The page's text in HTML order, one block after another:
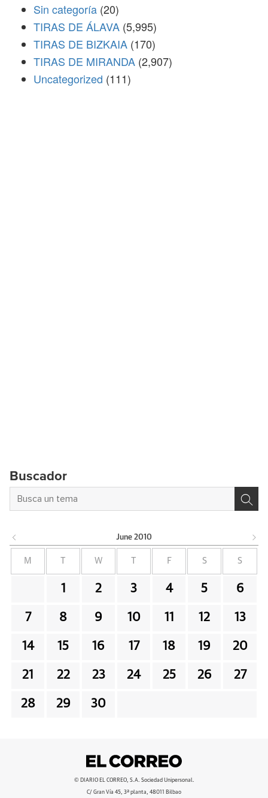
Sin categoría (20)
TIRAS DE ÁLAVA (5,995)
TIRAS DE BIZKAIA (170)
TIRAS DE MIRANDA (2,907)
Uncategorized (111)
Buscador
June 2010
M W F S S
1 2 3 4 5 6
7 8 9 10 11 12 13
14 15 16 17 18 19 20
21 22 23 24 25 26 27
28 29 30
© DIARIO EL CORREO, S.A. Sociedad Unipersonal.
C/ Gran Vía 45, 3ª planta, 48011 Bilbao